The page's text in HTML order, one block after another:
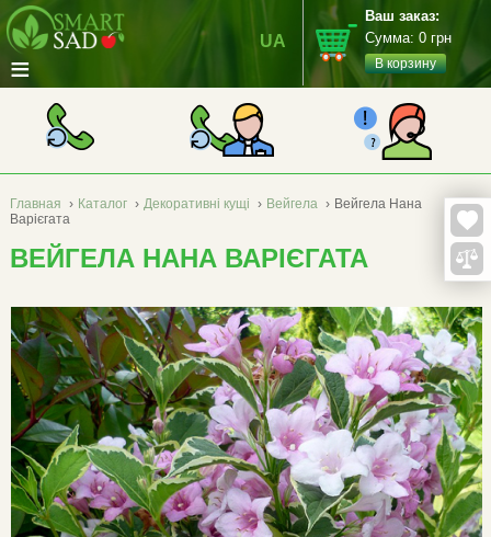
≡
UA
Ваш заказ:
Сумма: 0 грн
В корзину
Главная › Каталог › Декоративні кущі › Вейгела › Вейгела Нана
Варієгата
ВЕЙГЕЛА НАНА ВАРІЄГАТА